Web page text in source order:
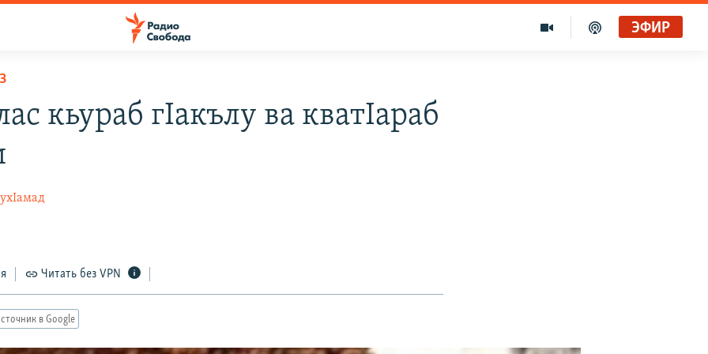
ЭФИР
кьураб гIакълу ва кватIараб
Читать без VPN
в Google